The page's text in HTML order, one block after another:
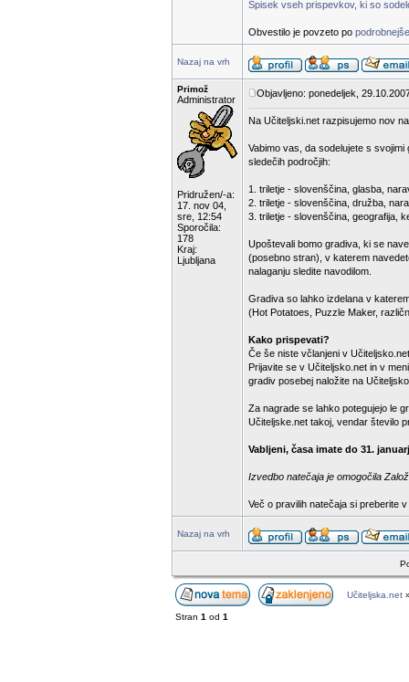
Spisek vseh prispevkov, ki so
Obvestilo je povzeto po
Nazaj na vrh
Primož
Administrator
Pridružen/-a:
17. nov 04,
sre, 12:54
Sporočila:
178
Kraj:
Ljubljana
Objavljeno: ponedeljek,
Na Učiteljski.net razpisujemo nov
Vabimo vas, da sodelujete s
sledečih področjih:
1. triletje - slovenščina, glasba,
2. triletje - slovenščina, družba,
3. triletje - slovenščina, geografija,
Upoštevali bomo gradiva, ki se
(posebno stran), v katerem
nalaganju sledite navodilom.
Gradiva so lahko izdelana v
(Hot Potatoes, Puzzle Maker,
Kako prispevati?
Če še niste včlanjeni v
Prijavite se v Učiteljsko.net in v
gradiv posebej naložite na
Za nagrade se lahko potegujejo le
Učiteljske.net takoj, vendar število
Vabljeni, časa imate do 31.
Izvedbo natečaja je omogočila
Več o pravilih natečaja si preberite v
Nazaj na vrh
Učiteljska.net
Stran 1 od 1